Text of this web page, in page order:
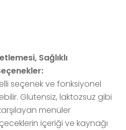
Sağlıklı
seçenek ve fonksiyonel
Glutensiz, laktozsuz gibi
menüler
içeriği ve kaynağı